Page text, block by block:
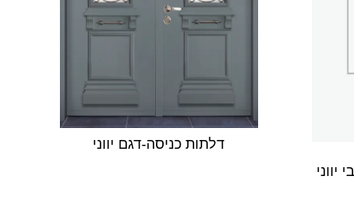
דלתות כניסה-דגם יווני